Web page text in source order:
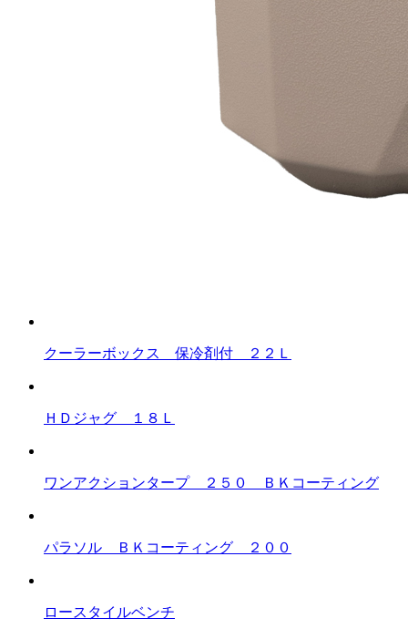
クーラーボックス 保冷剤付 ２２Ｌ
ＨＤジャグ １８Ｌ
ワンアクションタープ ２５０ ＢＫコーティング
パラソル ＢＫコーティング ２００
ロースタイルベンチ